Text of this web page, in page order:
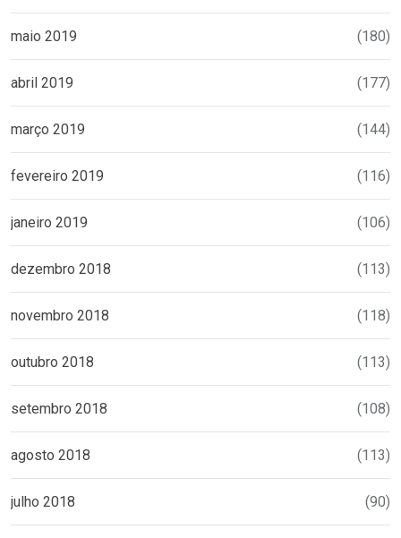
maio 2019 (180)
abril 2019 (177)
março 2019 (144)
fevereiro 2019 (116)
janeiro 2019 (106)
dezembro 2018 (113)
novembro 2018 (118)
outubro 2018 (113)
setembro 2018 (108)
agosto 2018 (113)
julho 2018 (90)